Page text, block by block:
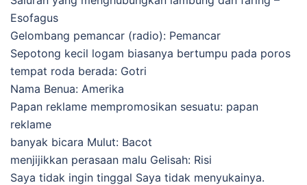
Esofagus
Gelombang pemancar (radio): Pemancar
Sepotong kecil logam biasanya bertumpu pada poros
tempat roda berada: Gotri
Nama Benua: Amerika
Papan reklame mempromosikan sesuatu: papan
reklame
banyak bicara Mulut: Bacot
menjijikkan perasaan malu Gelisah: Risi
Saya tidak ingin tinggal Saya tidak menyukainya.